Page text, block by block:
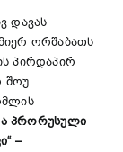
დავას
ორშაბათს
პირდაპირ
შოუ
პრორუსული
“ –